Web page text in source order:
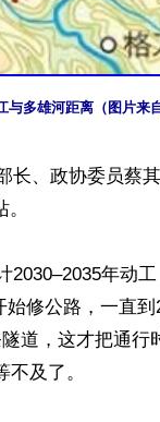
与多雄河距离（图片来
长、政协委员蔡
年动
始修公路，一直
道，这才把通
及了。